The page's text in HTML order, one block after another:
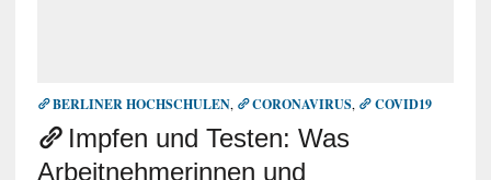
BERLINER HOCHSCHULEN, CORONAVIRUS, COVID19
Impfen und Testen: Was
Arbeitnehmerinnen und